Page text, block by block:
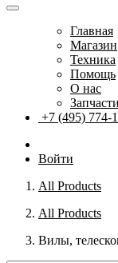
Главная
Магазин
Техника
Помощь
О нас
Запчасти
+7 (495) 774-
Войти
All Products
All Products
Вилы,